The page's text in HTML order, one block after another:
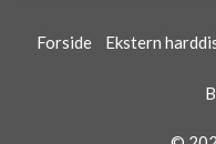
Forside Ekstern